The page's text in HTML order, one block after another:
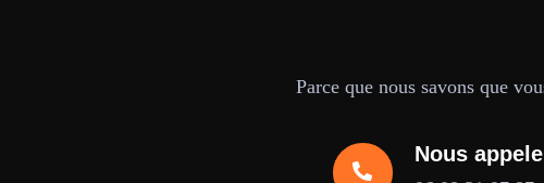
Parce que nous savons que
Nous